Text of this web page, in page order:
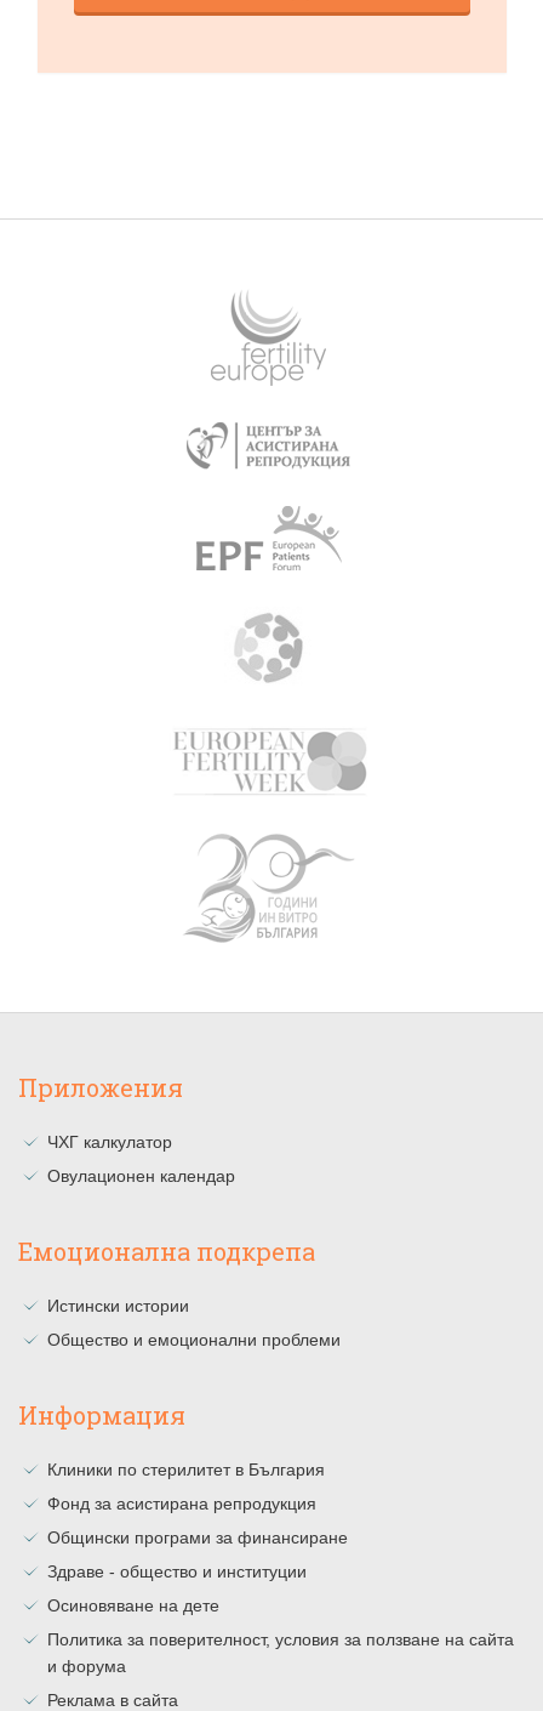
Приложения
ЧХГ калкулатор
Овулационен календар
Емоционална подкрепа
Истински истории
Общество и емоционални проблеми
Информация
Клиники по стерилитет в България
Фонд за асистирана репродукция
Общински програми за финансиране
Здраве - общество и институции
Осиновяване на дете
Политика за поверителност, условия за ползване на сайта
и форума
Реклама в сайта